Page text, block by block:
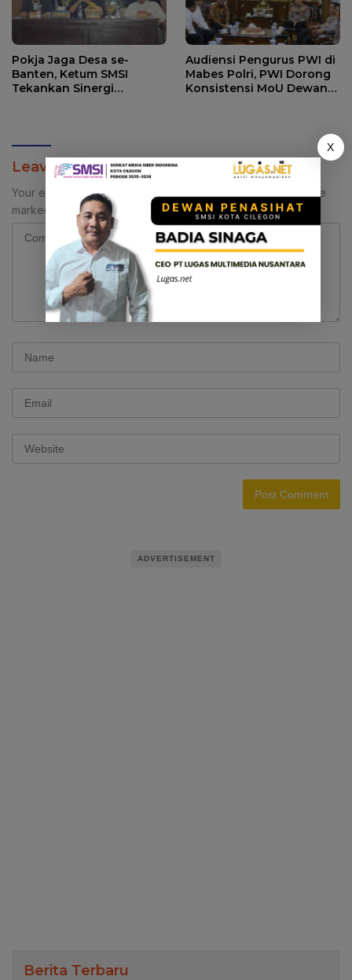
Pokja Jaga Desa se-
Banten, Ketum SMSI
Tekankan Sinergi
Audiensi Pengurus PWI di
Mabes Polri, PWI Dorong
Konsistensi MoU Dewan
Leave a Reply
Your email address will not be published.
Required fields are
marked
ADVERTISEMENT
Berita Terbaru
X